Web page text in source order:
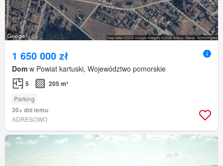
1 650 000 zł
Dom w Powiat kartuski, Województwo pomorskie
5 205 m²
Parking
30+ dni temu
ADRESOWO